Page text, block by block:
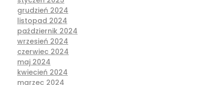
grudzień 2024
listopad 2024
październik 2024
wrzesień 2024
czerwiec 2024
maj 2024
kwiecień 2024
marzec 2024